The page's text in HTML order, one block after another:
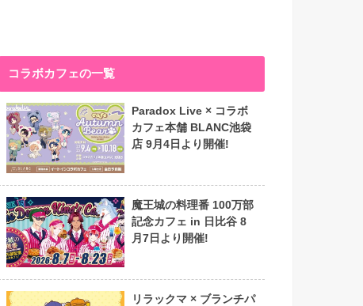
コラボカフェの一覧
Paradox Live × コラボ
カフェ本舗 BLANC池袋
店 9月4日より開催!
魔王城の料理番 100万部
記念カフェ in 日比谷 8
月7日より開催!
リラックマ × ブランチパ